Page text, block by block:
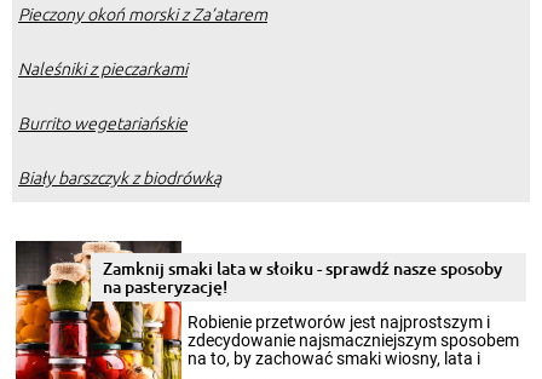
Pieczony okoń morski z Za’atarem
Naleśniki z pieczarkami
Burrito wegetariańskie
Biały barszczyk z biodrówką
Zamknij smaki lata w słoiku - sprawdź nasze sposoby
na pasteryzację!
Robienie przetworów jest najprostszym i
zdecydowanie najsmaczniejszym sposobem
na to, by zachować smaki wiosny, lata i